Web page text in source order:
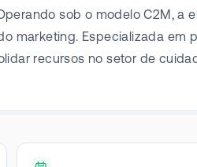
sob o modelo C2M,
marketing. Especializada em
recursos no setor de